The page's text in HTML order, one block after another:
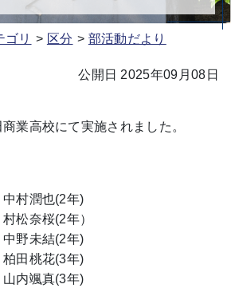
ゴリ 区分 部活動だより
公開日 2025年09月08日
業高校にて実施されました。
村潤也(2年)
桜(2年）
結(2年)
花(3年)
真(3年)